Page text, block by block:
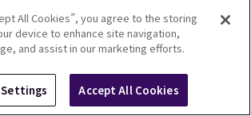
All Cookies”, you agree to the storing
device to enhance site navigation,
and assist in our marketing efforts.
Accept All Cookies